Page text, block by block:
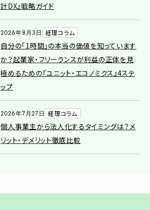
計DX』戦略ガイド
2026年8月3日 経理コラム
自分の「1時間」の本当の価値を知っています
か？起業家・フリーランスが利益の正体を見
極めるための『ユニット・エコノミクス』4ステ
ップ
2026年7月27日 経理コラム
個人事業主から法人化するタイミングは？メ
リット・デメリット徹底比較